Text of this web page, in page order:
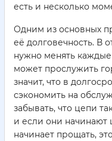
есть и несколько
Одним из основных
её долговечность. В
нужно менять
может прослужить
значит, что в
сэкономить на
забывать, что цепи
и если они начинают
начинает прощать,